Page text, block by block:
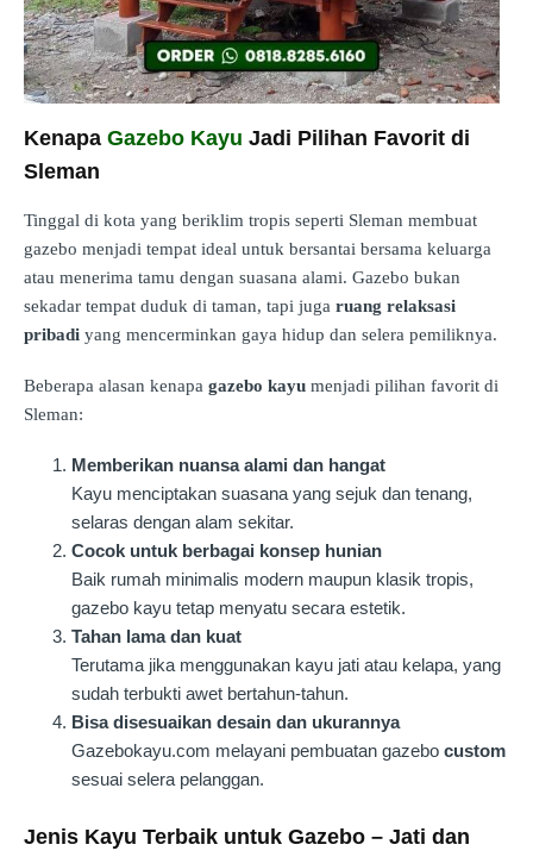
Kenapa Gazebo Kayu Jadi Pilihan Favorit di
Sleman
Tinggal di kota yang beriklim tropis seperti Sleman membuat
gazebo menjadi tempat ideal untuk bersantai bersama keluarga
atau menerima tamu dengan suasana alami. Gazebo bukan
sekadar tempat duduk di taman, tapi juga ruang relaksasi
pribadi yang mencerminkan gaya hidup dan selera pemiliknya.
Beberapa alasan kenapa gazebo kayu menjadi pilihan favorit di
Sleman:
Memberikan nuansa alami dan hangat
Kayu menciptakan suasana yang sejuk dan tenang,
selaras dengan alam sekitar.
Cocok untuk berbagai konsep hunian
Baik rumah minimalis modern maupun klasik tropis,
gazebo kayu tetap menyatu secara estetik.
Tahan lama dan kuat
Terutama jika menggunakan kayu jati atau kelapa, yang
sudah terbukti awet bertahun-tahun.
Bisa disesuaikan desain dan ukurannya
Gazebokayu.com melayani pembuatan gazebo custom
sesuai selera pelanggan.
Jenis Kayu Terbaik untuk Gazebo – Jati dan